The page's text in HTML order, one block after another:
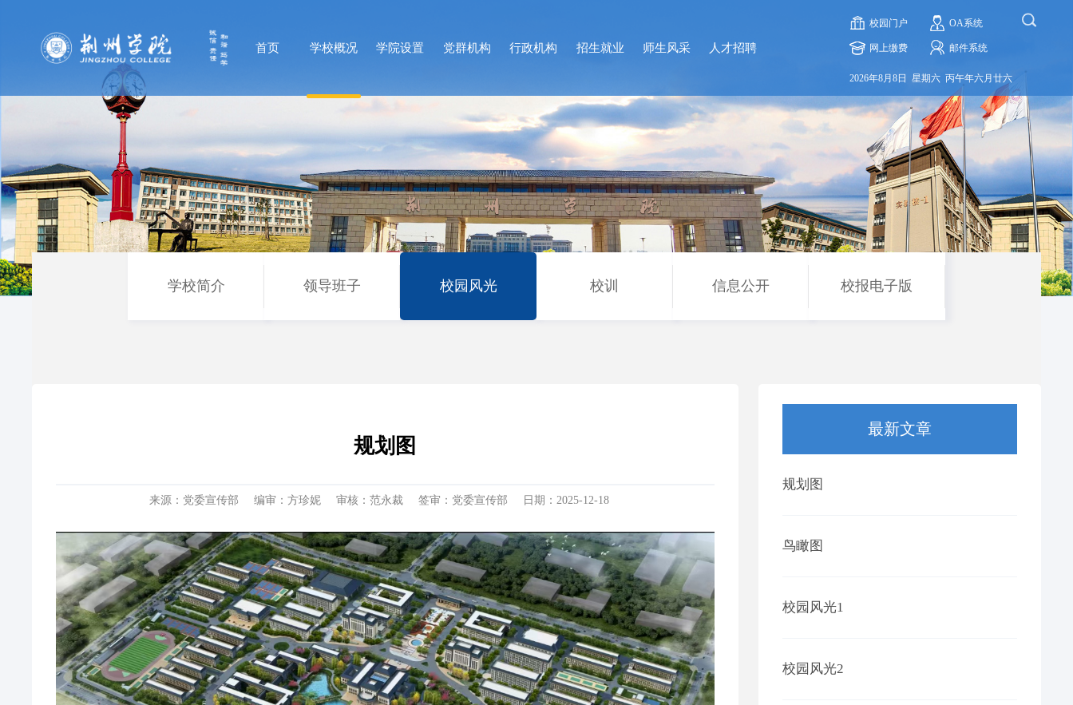
首页 学校概况 学院设置 党群机构 行政机构 招生就业 师生风采 人才招聘
校园门户 OA系统
网上缴费 邮件系统
2026年8月8日 星期六 丙午年六月廿六
学校简介 领导班子 校园风光 校训 信息公开 校报电子版
规划图
来源：党委宣传部 编审：方珍妮 审核：范永裁 签审：党委宣传部 日期：2025-12-18
最新文章
规划图
鸟瞰图
校园风光1
校园风光2